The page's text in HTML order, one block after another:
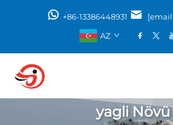
+86-13386448931
AZ
yagli Növü